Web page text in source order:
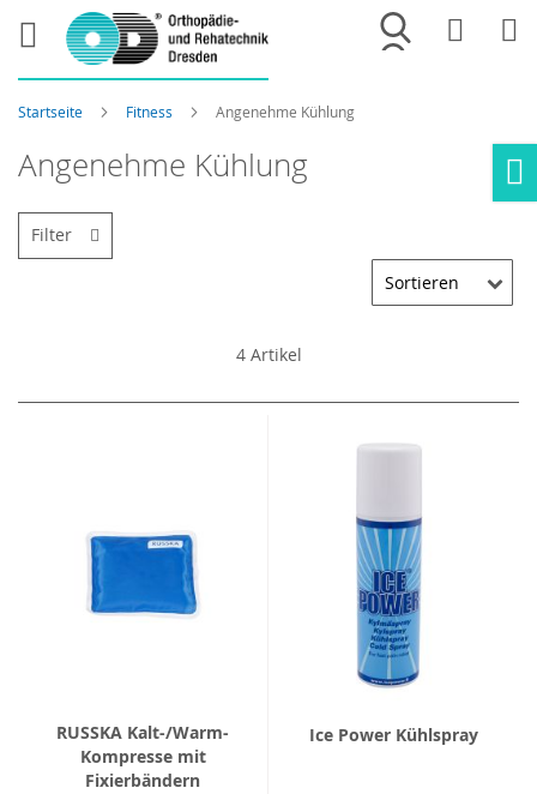
Merkliste
Startseite Fitness Angenehme Kühlung
Angenehme Kühlung
4Artikel
RUSSKA Kalt-/Warm-
Kompresse mit
Fixierbändern
Ice Power Kühlspray
Filter